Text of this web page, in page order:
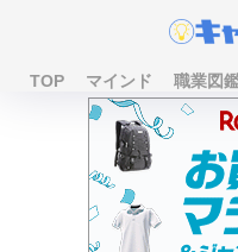
TOP マインド 職業図